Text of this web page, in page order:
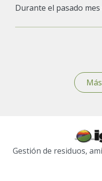
Durante el pasado mes
Gestión de residuos,